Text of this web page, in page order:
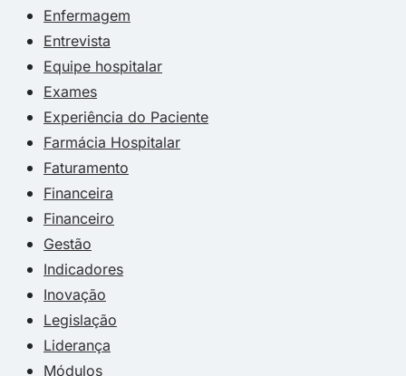
Enfermagem
Entrevista
Equipe hospitalar
Exames
Experiência do Paciente
Farmácia Hospitalar
Faturamento
Financeira
Financeiro
Gestão
Indicadores
Inovação
Legislação
Liderança
Módulos